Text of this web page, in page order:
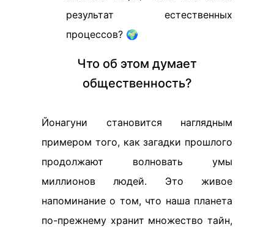
результат естественных
процессов? 🌍
Что об этом думает
общественность?
Йонагуни становится наглядным
примером того, как загадки прошлого
продолжают волновать умы
миллионов людей. Это живое
напоминание о том, что наша планета
по-прежнему хранит множество тайн,